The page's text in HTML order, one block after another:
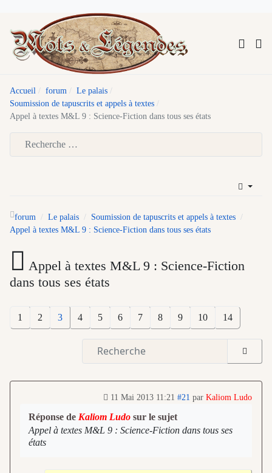
Accueil forum
Le palais
Soumission de tapuscrits et appels à textes
Appel à textes M&L 9 : Science-Fiction dans tous ses états
forum Le palais
Soumission de tapuscrits et appels à textes
Appel à textes M&L 9 : Science-Fiction dans tous ses états
Appel à textes M&L 9 : Science-Fiction
dans tous ses états
1 2 3 4 5 6 7 8 9 10 14
11 Mai 2013 11:21 #21 par Kaliom Ludo
Réponse de Kaliom Ludo sur le sujet
Appel à textes M&L 9 : Science-Fiction dans tous ses
états